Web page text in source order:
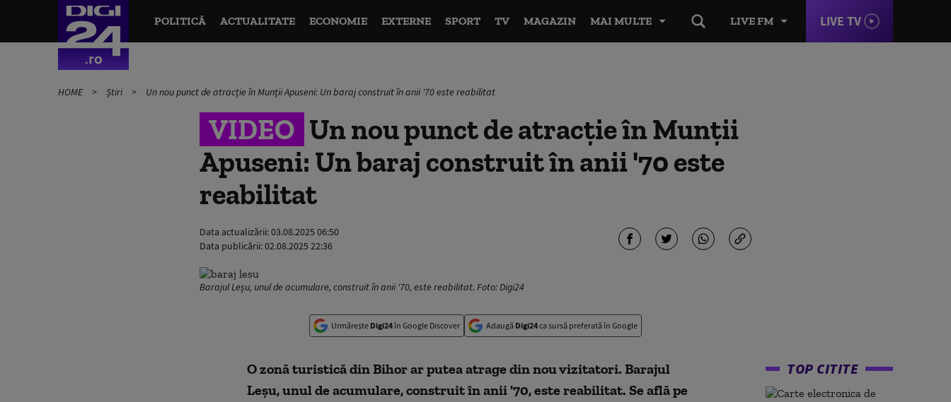
LIVE FM LIVE TV
POLITICĂ ACTUALITATE ECONOMIE EXTERNE SPORT TV MAGAZIN MAI MULTE
HOME Știri Un nou punct de atracție în Munții Apuseni: Un baraj construit în anii '70 este reabilitat
VIDEO Un nou punct de atracție în Munții
Apuseni: Un baraj construit în anii '70 este
reabilitat
Data actualizării:03.08.2025 06:50
Data publicării:02.08.2025 22:36
Barajul Leșu, unul de acumulare, construit în anii '70, este reabilitat. Foto: Digi24
Urmărește Digi24în Google Discover Adaugă Digi24ca sursă preferată în Google
O zonă turistică din Bihor ar putea atrage din nou vizitatori. Barajul
Leșu, unul de acumulare, construit în anii '70, este reabilitat. Se află pe
TOP CITITE